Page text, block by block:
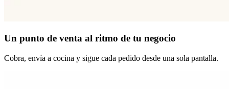
Un punto de venta al ritmo de tu negocio
Cobra, envía a cocina y sigue cada pedido desde una sola pantalla.